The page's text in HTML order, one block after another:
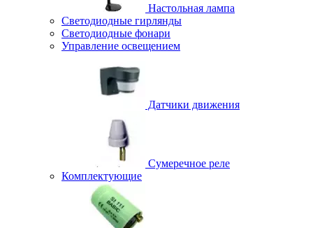
Настольная лампа
Светодиодные гирлянды
Светодиодные фонари
Управление освещением
Датчики движения
Сумеречное реле
Комплектующие